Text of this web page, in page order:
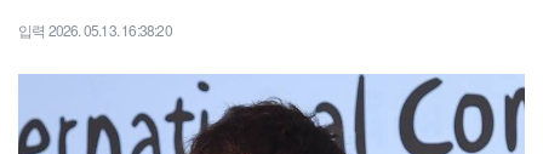
입력 2026. 05.13. 16:38:20